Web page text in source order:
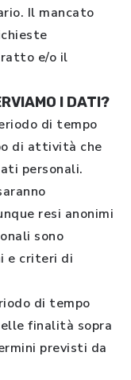
Il mancato
e/o il
I DATI?
di tempo
di attività che
personali.
resi anonimi
sono
e criteri di
di tempo
finalità sopra
previsti da